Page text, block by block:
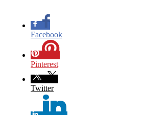
Facebook
Pinterest
Twitter